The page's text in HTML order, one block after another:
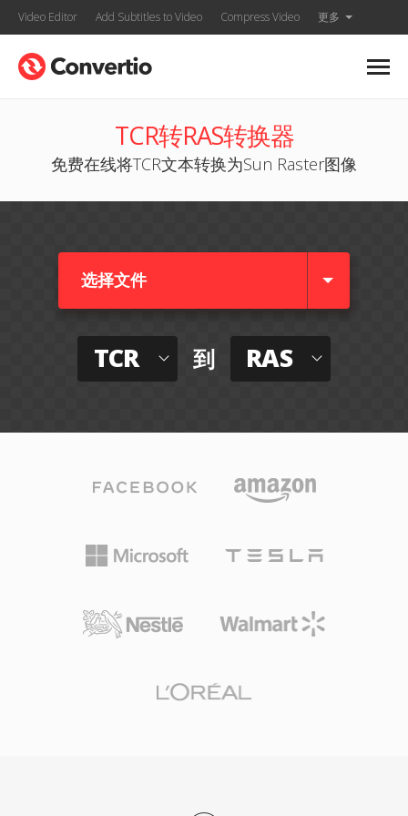
Video Editor Add Subtitles to Video Compress Video 更多
TCR转RAS转换器
免费在线将TCR文本转换为Sun Raster图像
选择文件
TCR 到 RAS